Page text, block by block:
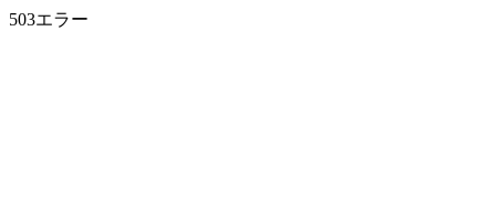
503エラー